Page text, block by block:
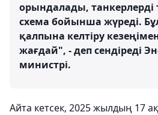
орындалады, танкерлерді
схема бойынша жүреді.
қалпына келтіру
жағдай", - деп сендіреді
министрі.
Айта кетсек, 2025 жылдың 17